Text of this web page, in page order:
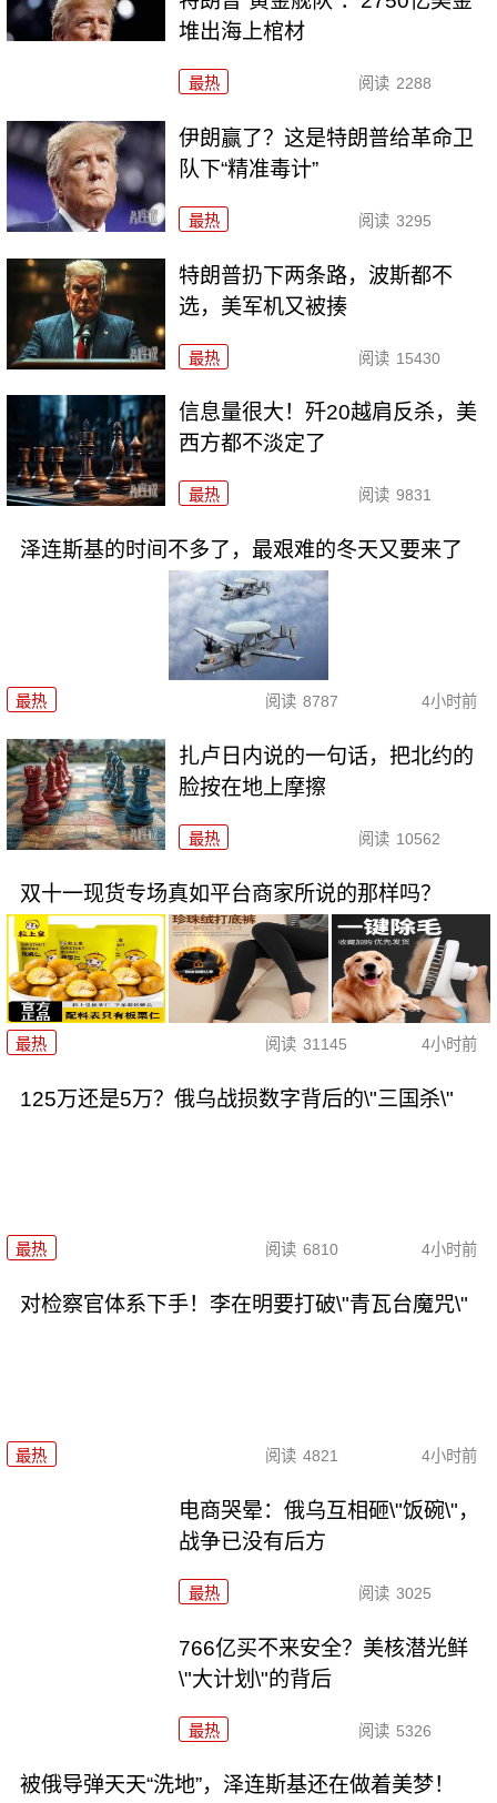
堆出海上棺材
最热 阅读 2288
伊朗赢了？这是特朗普给革命卫
队下“精准毒计”
最热 阅读 3295
特朗普扔下两条路，波斯都不
选，美军机又被揍
最热 阅读 15430
信息量很大！歼20越肩反杀，美
西方都不淡定了
最热 阅读 9831
泽连斯基的时间不多了，最艰难的冬天又要来了
最热 阅读 8787 4小时前
扎卢日内说的一句话，把北约的
脸按在地上摩擦
最热 阅读 10562
双十一现货专场真如平台商家所说的那样吗？
最热 阅读 31145 4小时前
125万还是5万？俄乌战损数字背后的\"三国杀\"
最热 阅读 6810 4小时前
对检察官体系下手！李在明要打破\"青瓦台魔咒\"
最热 阅读 4821 4小时前
电商哭晕：俄乌互相砸\"饭碗\"，
战争已没有后方
最热 阅读 3025
766亿买不来安全？美核潜光鲜
\"大计划\"的背后
最热 阅读 5326
被俄导弹天天“洗地”，泽连斯基还在做着美梦！